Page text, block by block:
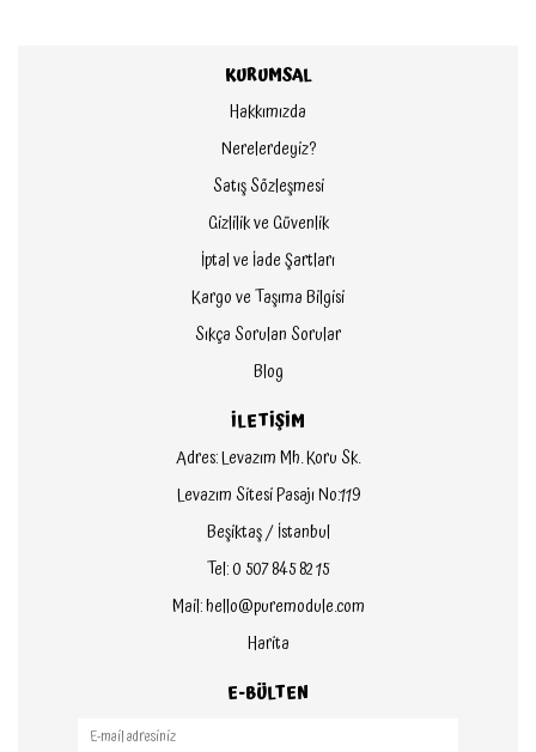
KURUMSAL
Hakkımızda
Nerelerdeyiz?
Satış Sözleşmesi
Gizlilik ve Güvenlik
İptal ve İade Şartları
Kargo ve Taşıma Bilgisi
Sıkça Sorulan Sorular
Blog
İLETİŞİM
Adres: Levazım Mh. Koru Sk.
Levazım Sitesi Pasajı No:119
Beşiktaş / İstanbul
Tel: 0 507 845 82 15
Mail: hello@puremodule.com
Harita
E-BÜLTEN